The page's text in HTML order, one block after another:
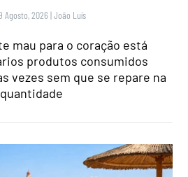
Agosto, 2026 |João Luís
mau para o coração está
produtos consumidos
vezes sem que se repare na
quantidade